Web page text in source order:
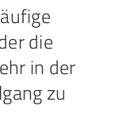
die
in der
zu